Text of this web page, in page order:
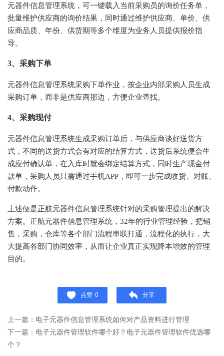
元器件信息管理系统，可一键载入当前采购员的询价任务单，
批量维护供应商的询价结果，同时通过维护供应商、单价、供
应商品质、年份、供货期等多个维度为业务人员提供报价指
导。
3、采购下单
元器件信息管理系统采购下单作业，按企业内部采购人员生成
采购订单，而非是供应商那边，方便企业查找。
4、采购现付
元器件信息管理系统生成采购订单后，与供应商谈好送货方
式，不同的送货方式会有对应的结算方式，送货后系统便会生
成应付确认单，在入库时就会绑定结算方式，同时生产现金付
款单，采购人员只需通过手机APP，即可一步完成收货、对账、
付款动作。
上述便是正航元器件信息管理系统针对的采购管理提出的解决
方案。正航元器件信息管理系统， 32年的行业管理经验，把销
售，采购，仓库等各个部门流程串联打通，流程化的执行，大
大提高各部门协同效率，从而让企业真正实现降本增效的管理
目的。
点赞 0 分享
上一篇：电子元器件信息管理系统如何对产品资料进行管理
下一篇：电子元器件管理软件哪个好？电子元器件管理软件优选哪
个？